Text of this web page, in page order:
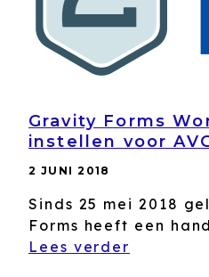
Gravity Forms
instellen voor
2 JUNI 2018
Sinds 25 mei 2018
Forms heeft een
Lees verder